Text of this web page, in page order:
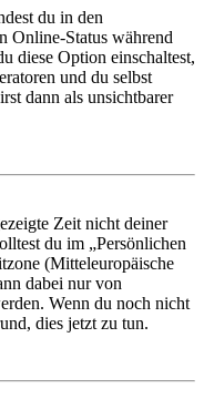
du in den
Online-Status während
diese Option einschaltest,
und du selbst
dann als unsichtbarer
Zeit nicht deiner
du im „Persönlichen
(Mitteleuropäische
dabei nur von
Wenn du noch nicht
dies jetzt zu tun.